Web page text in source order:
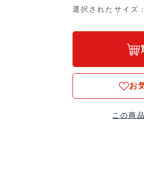
選択されたサイ
お
この商